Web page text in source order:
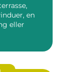
en
eller